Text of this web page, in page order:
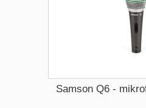
Samson Q6 -